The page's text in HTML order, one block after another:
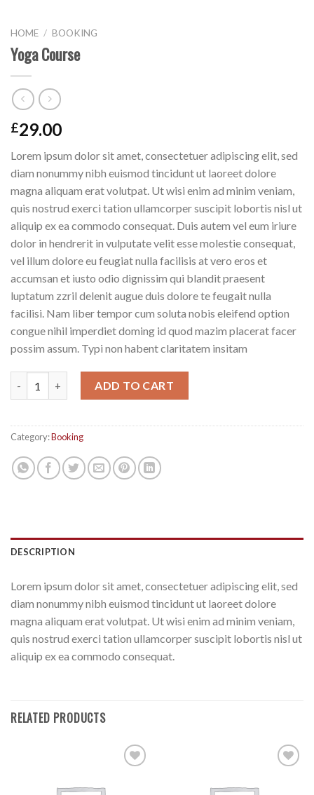
HOME / BOOKING
Yoga Course
£29.00
Lorem ipsum dolor sit amet, consectetuer adipiscing elit, sed
diam nonummy nibh euismod tincidunt ut laoreet dolore
magna aliquam erat volutpat. Ut wisi enim ad minim veniam,
quis nostrud exerci tation ullamcorper suscipit lobortis nisl ut
aliquip ex ea commodo consequat. Duis autem vel eum iriure
dolor in hendrerit in vulputate velit esse molestie consequat,
vel illum dolore eu feugiat nulla facilisis at vero eros et
accumsan et iusto odio dignissim qui blandit praesent
luptatum zzril delenit augue duis dolore te feugait nulla
facilisi. Nam liber tempor cum soluta nobis eleifend option
congue nihil imperdiet doming id quod mazim placerat facer
possim assum. Typi non habent claritatem insitam
ADD TO CART
Category:Booking
DESCRIPTION
Lorem ipsum dolor sit amet, consectetuer adipiscing elit, sed
diam nonummy nibh euismod tincidunt ut laoreet dolore
magna aliquam erat volutpat. Ut wisi enim ad minim veniam,
quis nostrud exerci tation ullamcorper suscipit lobortis nisl ut
aliquip ex ea commodo consequat.
RELATED PRODUCTS